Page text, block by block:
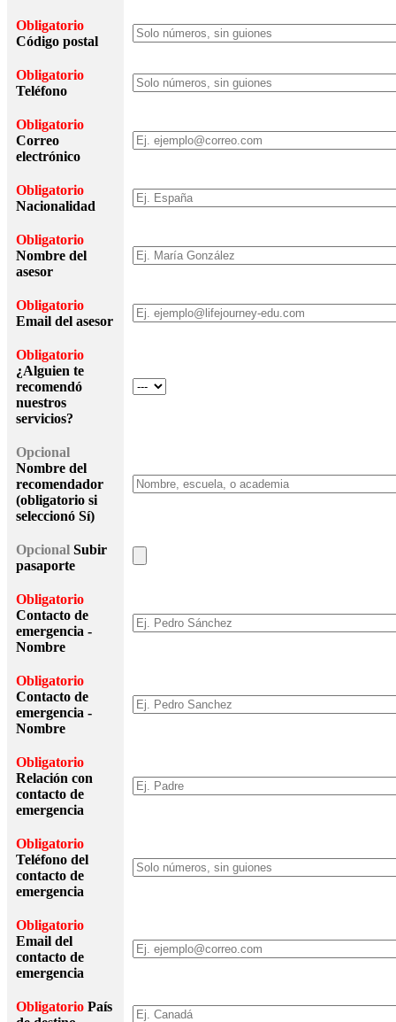
Obligatorio
Código postal
Obligatorio
Teléfono
Obligatorio
Correo
electrónico
Obligatorio
Nacionalidad
Obligatorio
Nombre del
asesor
Obligatorio
Email del asesor
Obligatorio
¿Alguien te
recomendó
nuestros
servicios?
Opcional
Nombre del
recomendador
(obligatorio si
seleccionó Sí)
Opcional Subir
pasaporte
Obligatorio
Contacto de
emergencia -
Nombre
Obligatorio
Contacto de
emergencia -
Nombre
Obligatorio
Relación con
contacto de
emergencia
Obligatorio
Teléfono del
contacto de
emergencia
Obligatorio
Email del
contacto de
emergencia
Obligatorio País